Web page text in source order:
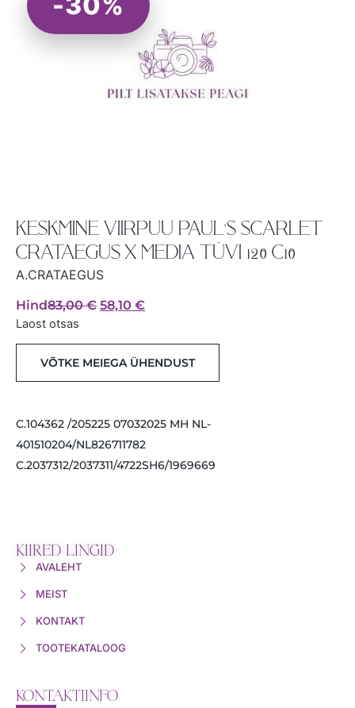
KESKMINE VIIRPUU PAUL’S SCARLET
CRATAEGUS X MEDIA TÜVI 120 C10
A.CRATAEGUS
Hind83,00€ 58,10 €
Laost otsas
VÕTKE MEIEGA ÜHENDUST
C.104362 /205225 07032025 MH NL-
401510204/NL826711782
C.2037312/2037311/4722SH6/1969669
KIIRED LINGID
AVALEHT
MEIST
KONTAKT
TOOTEKATALOOG
KONTAKTIINFO